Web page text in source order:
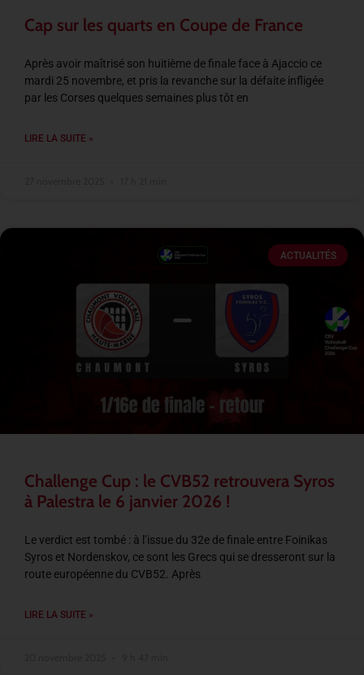
Cap sur les quarts en Coupe de France
Après avoir maîtrisé son huitième de finale face à Ajaccio ce
mardi 25 novembre, et pris la revanche sur la défaite infligée
par les Corses quelques semaines plus tôt en
LIRE LA SUITE »
ACTUALITÉS
Challenge Cup : le CVB52 retrouvera Syros
à Palestra le 6 janvier 2026 !
Le verdict est tombé : à l’issue du 32e de finale entre Foinikas
Syros et Nordenskov, ce sont les Grecs qui se dresseront sur la
route européenne du CVB52. Après
LIRE LA SUITE »